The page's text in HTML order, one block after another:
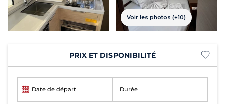
Voir les photos (+10)
PRIX ET DISPONIBILITÉ
Date de départ Durée